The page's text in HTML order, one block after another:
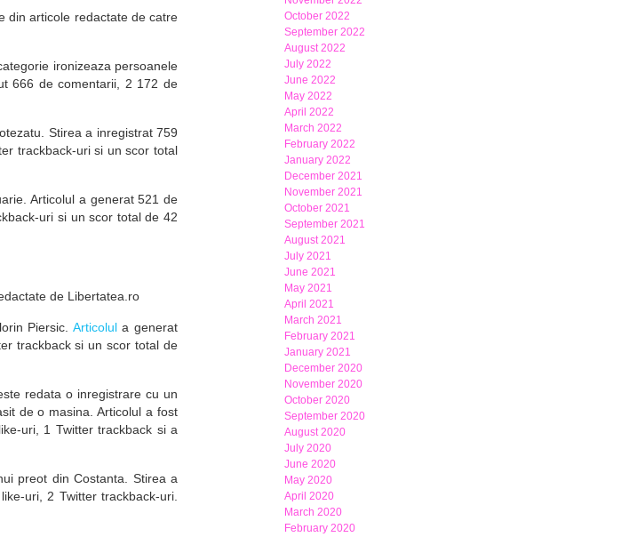
din articole redactate de catre
ironizeaza persoanele
666 de comentarii, 2 172 de
Stirea a inregistrat 759
trackback-uri si un scor total
Articolul a generat 521 de
uri si un scor total de 42
de Libertatea.ro
Piersic. Articolula generat
trackback si un scor total de
redata o inregistrare cu un
de o masina. Articolul a fost
uri, 1 Twitter trackback si a
preot din Costanta. Stirea a
uri, 2 Twitter trackback-uri.
October 2022
September 2022
August 2022
July 2022
June 2022
May 2022
April 2022
March 2022
February 2022
January 2022
December 2021
November 2021
October 2021
September 2021
August 2021
July 2021
June 2021
May 2021
April 2021
March 2021
February 2021
January 2021
December 2020
November 2020
October 2020
September 2020
August 2020
July 2020
June 2020
May 2020
April 2020
March 2020
February 2020